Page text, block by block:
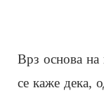
Врз основа на
се каже дека,